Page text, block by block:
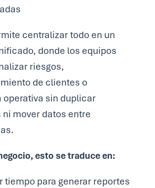
centralizar todo en un
donde los equipos
riesgos,
de clientes o
sin duplicar
ni mover datos entre
esto se traduce en:
tiempo para generar reportes